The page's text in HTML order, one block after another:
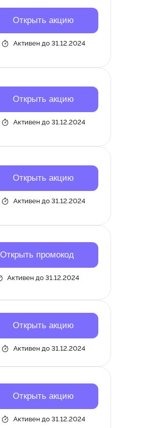
Открыть акцию
Активен до 31.12.2024
Открыть акцию
Активен до 31.12.2024
Открыть акцию
Активен до 31.12.2024
Открыть промокод
Активен до 31.12.2024
Открыть акцию
Активен до 31.12.2024
Открыть акцию
Активен до 31.12.2024